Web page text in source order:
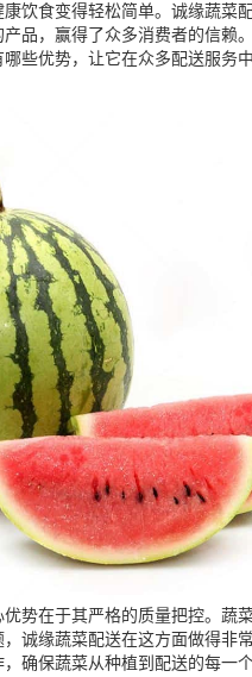
康饮食变得轻松简单。诚缘蔬菜
品，赢得了众多消费者的信赖
些优势，让它在众多配送服务
势在于其严格的质量把控。蔬
诚缘蔬菜配送在这方面做得非
确保蔬菜从种植到配送的每一